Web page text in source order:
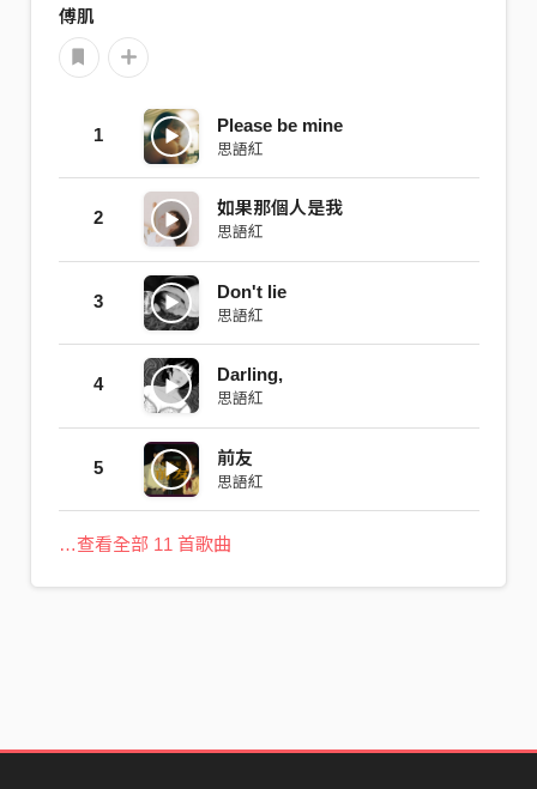
傅肌
1 Please be mine
思語紅
2 如果那個人是我
思語紅
3 Don't lie
思語紅
4 Darling,
思語紅
5 前友
思語紅
…查看全部 11 首歌曲